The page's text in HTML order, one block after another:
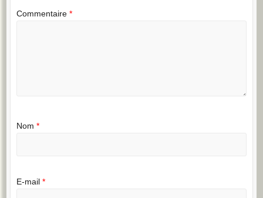
Commentaire *
Nom *
E-mail *